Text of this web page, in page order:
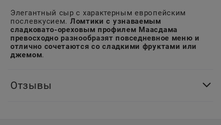
Элегантный сыр с характерным европейским
послевкусием. Ломтики с узнаваемым
сладковато-ореховым профилем Маасдама
превосходно разнообразят повседневное меню и
отлично сочетаются со сладкими фруктами или
джемом.
Отзывы